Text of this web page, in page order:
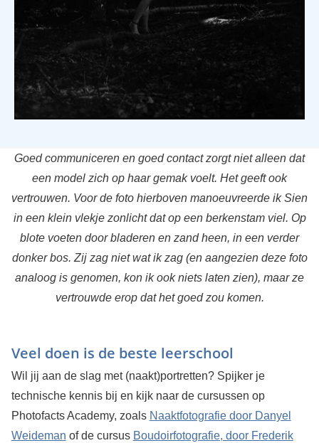
Goed communiceren en goed contact zorgt niet alleen dat
een model zich op haar gemak voelt. Het geeft ook
vertrouwen. Voor de foto hierboven manoeuvreerde ik Sien
in een klein vlekje zonlicht dat op een berkenstam viel. Op
blote voeten door bladeren en zand heen, in een verder
donker bos. Zij zag niet wat ik zag (en aangezien deze foto
analoog is genomen, kon ik ook niets laten zien), maar ze
vertrouwde erop dat het goed zou komen.
Veel doen is de beste leerschool
Wil jij aan de slag met (naakt)portretten? Spijker je
technische kennis bij en kijk naar de cursussen op
Photofacts Academy, zoals Naaktfotografie door Danyel
Weideman of de cursus Boudoirfotografie, door Frederik